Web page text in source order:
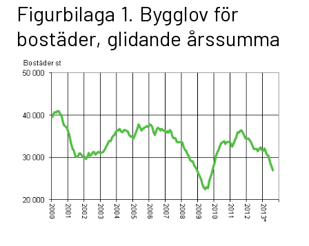
Figurbilaga 1. Bygglov för
bostäder, glidande årssumma